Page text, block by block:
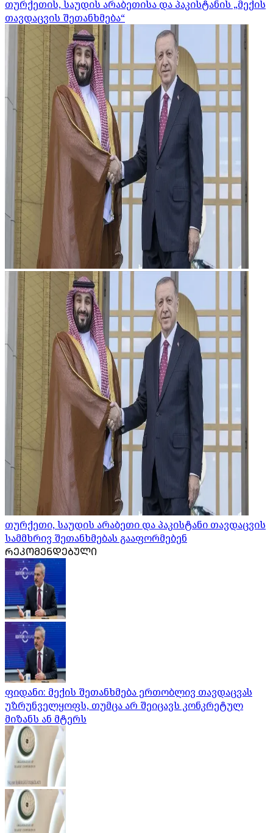
თურქეთის, საუდის არაბეთისა და პაკისტანის „მექის
თავდაცვის შეთანხმება“
თურქეთი, საუდის არაბეთი და პაკისტანი თავდაცვის
სამმხრივ შეთანხმებას გააფორმებენ
ᲠᲔᲙᲝᲛᲔᲜᲓᲔᲑᲣᲚᲘ
ფიდანი: მექის შეთანხმება ერთობლივ თავდაცვას
უზრუნველყოფს, თუმცა არ შეიცავს კონკრეტულ
მიზანს ან მტერს